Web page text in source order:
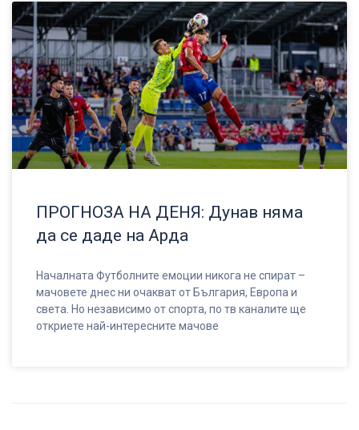
ПРОГНОЗА НА ДЕНЯ: Дунав няма
да се даде на Арда
Началната Футболните емоции никога не спират –
мачовете днес ни очакват от България, Европа и
света. Но независимо от спорта, по тв каналите ще
откриете най-интересните мачове